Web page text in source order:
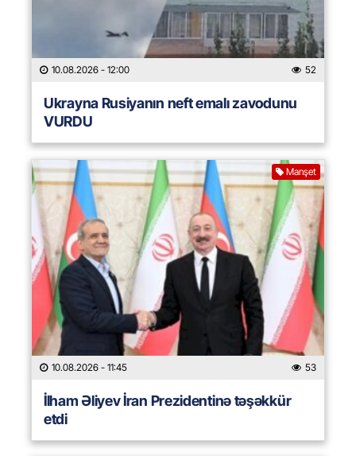
10.08.2026 - 12:00 52
Ukrayna Rusiyanın neft emalı zavodunu
VURDU
Manşet
10.08.2026 - 11:45 53
İlham Əliyev İran Prezidentinə təşəkkür
etdi